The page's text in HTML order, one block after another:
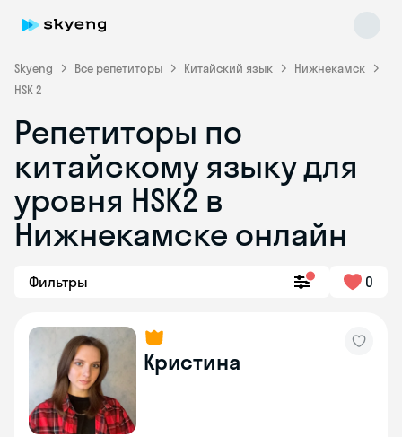
Skyeng Все репетиторы Китайский язык
Нижнекамск
HSK 2
Репетиторы по
китайскому языку для
уровня HSK2 в
Нижнекамске онлайн
Фильтры 0
Кристина
Skyeng Chat